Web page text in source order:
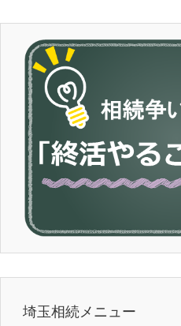
埼玉相続メニュー